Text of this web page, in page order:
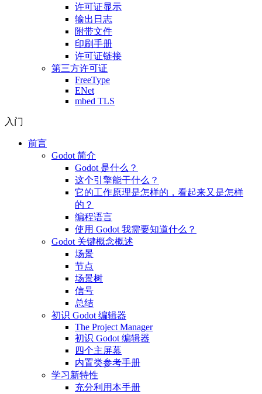
许可证显示
输出日志
附带文件
印刷手册
许可证链接
第三方许可证
FreeType
ENet
mbed TLS
入门
前言
Godot 简介
Godot 是什么？
这个引擎能干什么？
它的工作原理是怎样的，看起来又是怎样
的？
编程语言
使用 Godot 我需要知道什么？
Godot 关键概念概述
场景
节点
场景树
信号
总结
初识 Godot 编辑器
The Project Manager
初识 Godot 编辑器
四个主屏幕
内置类参考手册
学习新特性
充分利用本手册